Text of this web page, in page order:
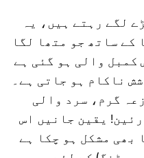
لگے رہتے ہیں، یہ
کے ساتھ جو متھا لگا
کمبل والی ہو گئی ہے
ناکام ہو جاتی ہے۔
گرم، سرد والی
یقین جانیں اس
بھی مشکل ہو چکا ہے